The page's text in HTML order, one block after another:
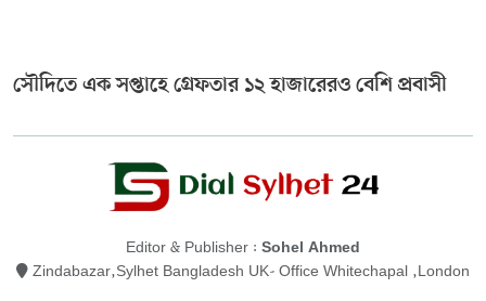
সৌদিতে এক সপ্তাহে গ্রেফতার ১২ হাজারেরও বেশি প্রবাসী
Editor & Publisher : Sohel Ahmed
Zindabazar,Sylhet Bangladesh UK- Office Whitechapal ,London